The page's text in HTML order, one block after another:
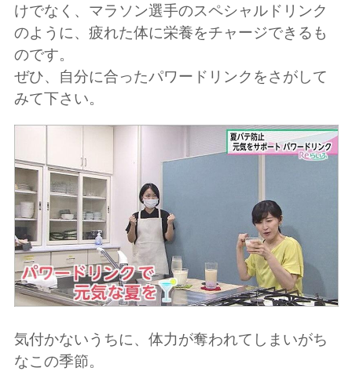
けでなく、マラソン選手のスペシャルドリンク
のように、疲れた体に栄養をチャージできるも
のです。
ぜひ、自分に合ったパワードリンクをさがして
みて下さい。
気付かないうちに、体力が奪われてしまいがち
なこの季節。